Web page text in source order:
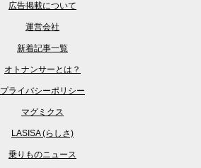
広告掲載について
運営会社
新着記事一覧
オトナンサーとは？
プライバシーポリシー
マグミクス
LASISA (らしさ)
乗りものニュース